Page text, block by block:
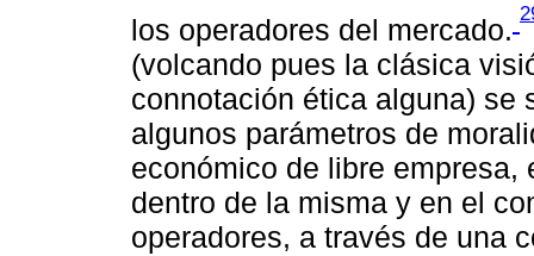
los operadores del mercado.
(volcando pues la clásica
connotación ética alguna) se
algunos parámetros de
económico de libre
dentro de la misma y en el
operadores, a través de una